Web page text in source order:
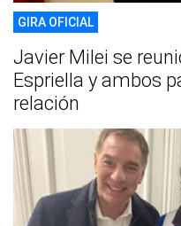
GIRA OFICIAL
Javier Milei se
Espriella y ambos
relación